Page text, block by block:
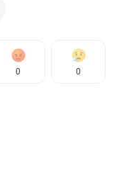
0 0